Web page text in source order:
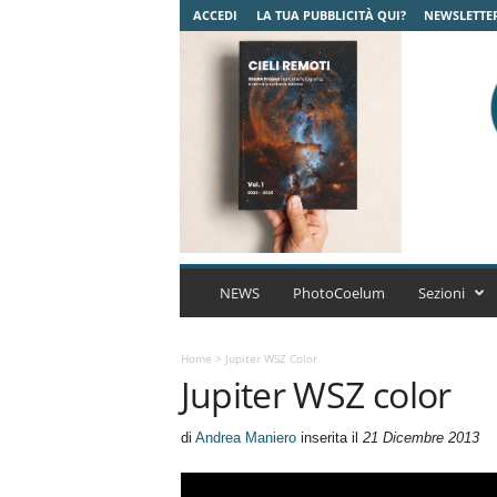
ACCEDI LA TUA PUBBLICITÀ QUI?
C
m
A
r
NEWS PhotoCoelum Sezioni
Home > Jupiter WSZ Color
Jupiter WSZ color
di Andrea Manieroinserita il 21 Dicembre 2013